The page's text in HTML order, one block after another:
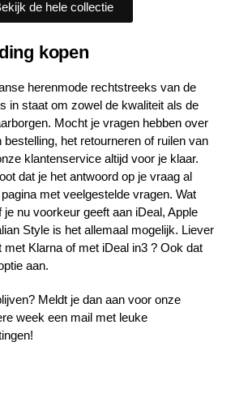
de hele collectie
kopen
herenmode rechtstreeks van de
in staat om zowel de kwaliteit als de
Mocht je vragen hebben over
bestelling, het retourneren of ruilen van
klantenservice altijd voor je klaar.
dat je het antwoord op je vraag al
met veelgestelde vragen. Wat
je nu voorkeur geeft aan iDeal, Apple
Style is het allemaal mogelijk. Liever
met Klarna of met iDeal in3 ? Ook dat
aan.
Meldt je dan aan voor onze
week een mail met leuke